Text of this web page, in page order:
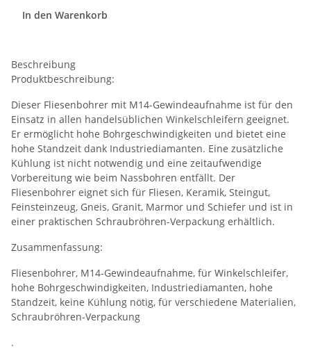
In den Warenkorb
Beschreibung
Produktbeschreibung:
Dieser Fliesenbohrer mit M14-Gewindeaufnahme ist für den
Einsatz in allen handelsüblichen Winkelschleifern geeignet.
Er ermöglicht hohe Bohrgeschwindigkeiten und bietet eine
hohe Standzeit dank Industriediamanten. Eine zusätzliche
Kühlung ist nicht notwendig und eine zeitaufwendige
Vorbereitung wie beim Nassbohren entfällt. Der
Fliesenbohrer eignet sich für Fliesen, Keramik, Steingut,
Feinsteinzeug, Gneis, Granit, Marmor und Schiefer und ist in
einer praktischen Schraubröhren-Verpackung erhältlich.
Zusammenfassung:
Fliesenbohrer, M14-Gewindeaufnahme, für Winkelschleifer,
hohe Bohrgeschwindigkeiten, Industriediamanten, hohe
Standzeit, keine Kühlung nötig, für verschiedene Materialien,
Schraubröhren-Verpackung
.